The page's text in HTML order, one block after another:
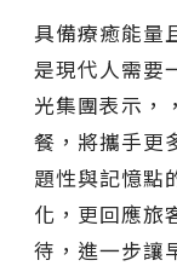
具備療癒能量
是現代人需要
光集團表示，
餐，將攜手更
題性與記憶點
化，更回應旅
待，進一步讓